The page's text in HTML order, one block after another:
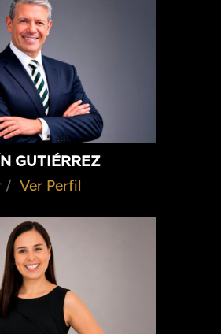
GUTIÉRREZ
/ Ver Perfil